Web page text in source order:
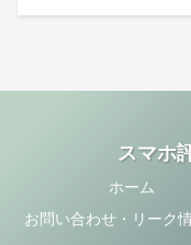
スマホ
ホーム
お問い合わせ・リーク